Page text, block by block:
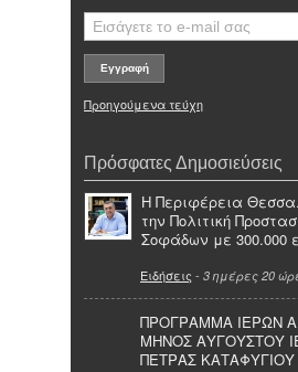
Προηγούμενα τεύχη
Πρόσφατες Δημοσιεύσεις
Η Περιφέρεια
την Πολιτική
Σοφάδων με 300.000
Ειδήσεις - 3 ημέρες 20
ΠΡΟΓΡΑΜΜΑ ΙΕΡΩΝ
ΜΗΝΟΣ ΑΥΓΟΥΣΤΟΥ
ΠΕΤΡΑΣ